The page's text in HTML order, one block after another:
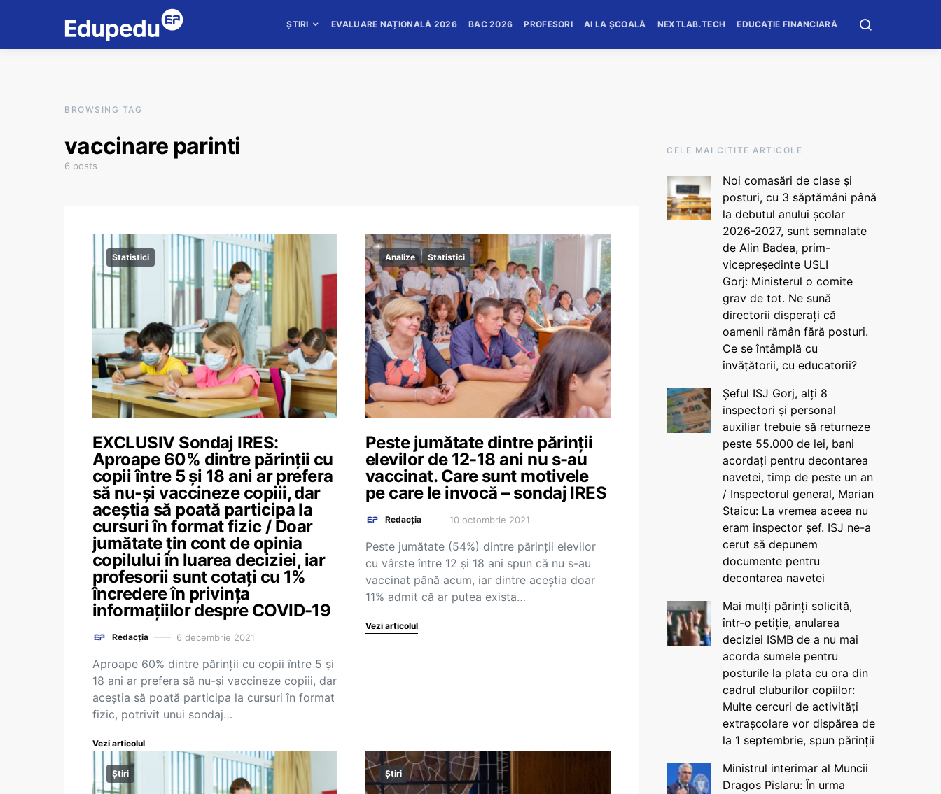
ȘTIRI EVALUARE NAȚIONALĂ 2026 BAC 2026 PROFESORI AI LA ȘCOALĂ NEXTLAB.TECH EDUCAȚIE FINANCIARĂ
BROWSING TAG
vaccinare parinti
6 posts
Statistici
EXCLUSIV Sondaj IRES:
Aproape 60% dintre părinții cu
copii între 5 și 18 ani ar prefera
să nu-și vaccineze copiii, dar
aceștia să poată participa la
cursuri în format fizic / Doar
jumătate țin cont de opinia
copilului în luarea deciziei, iar
profesorii sunt cotați cu 1%
încredere în privința
informațiilor despre COVID-19
Redacția 6 decembrie 2021
Aproape 60% dintre părinții cu copii între 5 și
18 ani ar prefera să nu-și vaccineze copiii, dar
aceștia să poată participa la cursuri în format
fizic, potrivit unui sondaj…
Vezi articolul
Analize Statistici
Peste jumătate dintre părinții
elevilor de 12-18 ani nu s-au
vaccinat. Care sunt motivele
pe care le invocă – sondaj IRES
Redacția 10 octombrie 2021
Peste jumătate (54%) dintre părinții elevilor
cu vârste între 12 și 18 ani spun că nu s-au
vaccinat până acum, iar dintre aceștia doar
11% admit că ar putea exista…
Vezi articolul
Știri Știri
CELE MAI CITITE ARTICOLE
Noi comasări de clase și
posturi, cu 3 săptămâni până
la debutul anului școlar
2026-2027, sunt semnalate
de Alin Badea, prim-
vicepreședinte USLI
Gorj: Ministerul o comite
grav de tot. Ne sună
directorii disperați că
oamenii rămân fără posturi.
Ce se întâmplă cu
învățătorii, cu educatorii?
Șeful ISJ Gorj, alți 8
inspectori și personal
auxiliar trebuie să returneze
peste 55.000 de lei, bani
acordați pentru decontarea
navetei, timp de peste un an
/ Inspectorul general, Marian
Staicu: La vremea aceea nu
eram inspector șef. ISJ ne-a
cerut să depunem
documente pentru
decontarea navetei
Mai mulți părinți solicită,
într-o petiție, anularea
deciziei ISMB de a nu mai
acorda sumele pentru
posturile la plata cu ora din
cadrul cluburilor copiilor:
Multe cercuri de activități
extrașcolare vor dispărea de
la 1 septembrie, spun părinții
Ministrul interimar al Muncii
Dragos Pîslaru: În urma